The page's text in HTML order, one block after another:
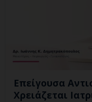
Επείγουσα
Χρειάζεται